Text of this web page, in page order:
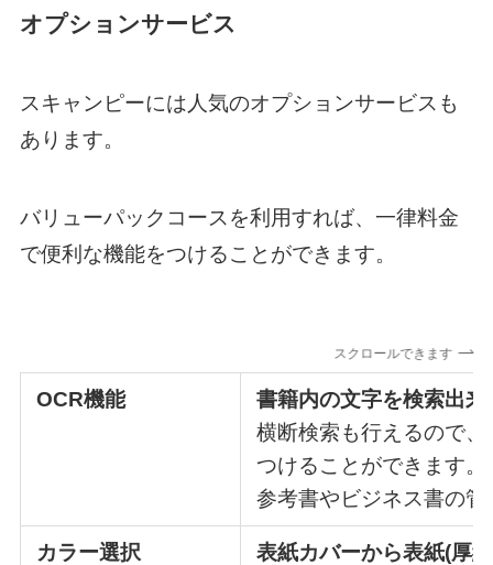
オプションサービス
スキャンピーには人気のオプションサービスも
あります。
バリューパックコースを利用すれば、一律料金
で便利な機能をつけることができます。
スクロールできます
OCR機能
書籍内の文字を検索出
横断検索も行えるので
つけることができます。
参考書やビジネス書の
カラー選択
表紙カバーから表紙(厚